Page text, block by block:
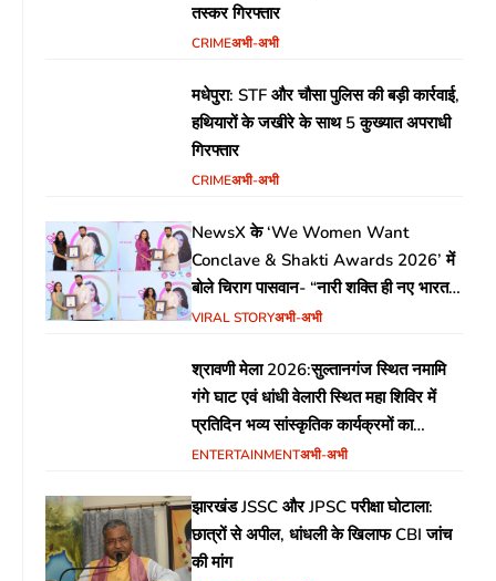
तस्कर गिरफ्तार
CRIMEअभी-अभी
मधेपुरा: STF और चौसा पुलिस की बड़ी कार्रवाई,
हथियारों के जखीरे के साथ 5 कुख्यात अपराधी
गिरफ्तार
CRIMEअभी-अभी
NewsX के ‘We Women Want
Conclave & Shakti Awards 2026’ में
बोले चिराग पासवान- “नारी शक्ति ही नए भारत
की सबसे बड़ी ताकत”
VIRAL STORYअभी-अभी
श्रावणी मेला 2026:सुल्तानगंज स्थित नमामि
गंगे घाट एवं धांधी वेलारी स्थित महा शिविर में
प्रतिदिन भव्य सांस्कृतिक कार्यक्रमों का
आयोजन
ENTERTAINMENTअभी-अभी
झारखंड JSSC और JPSC परीक्षा घोटाला:
छात्रों से अपील, धांधली के खिलाफ CBI जांच
की मांग